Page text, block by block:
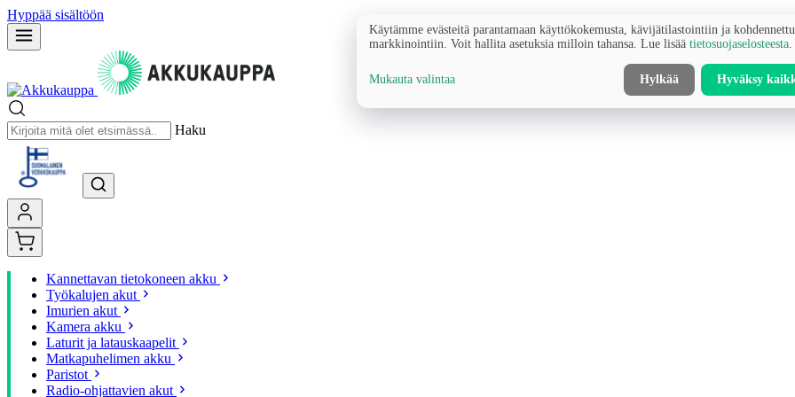
Hyppää sisältöön
Haku
Kannettavan tietokoneen akku
Työkalujen akut
Imurien akut
Kamera akku
Laturit ja latauskaapelit
Matkapuhelimen akku
Paristot
Radio-ohjattavien akut
Käytämme evästeitä parantamaan käyttökokemusta, kävijätilastointiin ja
markkinointiin. Voit hallita asetuksia milloin tahansa. Lue lisää tietosuojaselosteesta
Mukauta valintaa Hylkää Hyväksy